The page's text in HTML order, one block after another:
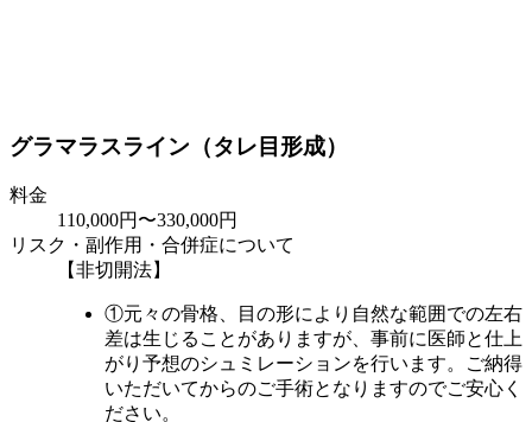
グラマラスライン（タレ目形成）
料金
110,000円〜330,000円
リスク・副作用・合併症について
【非切開法】
①元々の骨格、目の形により自然な範囲での左右
差は生じることがありますが、事前に医師と仕上
がり予想のシュミレーションを行います。ご納得
いただいてからのご手術となりますのでご安心く
ださい。